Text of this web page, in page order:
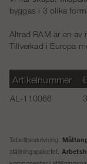
byggas i 3 olika
Altrad RAM är en av
Tillverkad i Europa
Artikelnummer
AL-110066
Tabellbeskrivning:
ställningspaketet.